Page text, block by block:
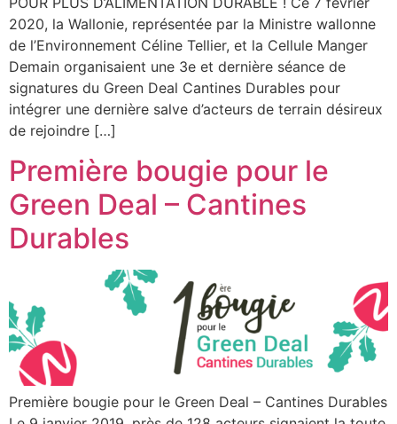
2020, la Wallonie, représentée par la Ministre wallonne
de l’Environnement Céline Tellier, et la Cellule Manger
Demain organisaient une 3e et dernière séance de
signatures du Green Deal Cantines Durables pour
intégrer une dernière salve d’acteurs de terrain désireux
de rejoindre […]
Première bougie pour le
Green Deal – Cantines
Durables
Première bougie pour le Green Deal – Cantines Durables